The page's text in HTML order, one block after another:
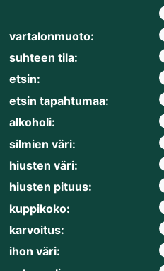
vartalonmuoto:
suhteen tila:
etsin:
etsin tapahtumaa:
alkoholi:
silmien väri:
hiusten väri:
hiusten pituus:
kuppikoko:
karvoitus:
ihon väri: